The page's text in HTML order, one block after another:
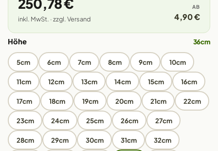
250,78 €
inkl. MwSt. · zzgl. Versand
AB
4,90 €
Höhe 36cm
5cm 6cm 7cm 8cm 9cm 10cm
11cm 12cm 13cm 14cm 15cm 16cm
17cm 18cm 19cm 20cm 21cm 22cm
23cm 24cm 25cm 26cm 27cm
28cm 29cm 30cm 31cm 32cm